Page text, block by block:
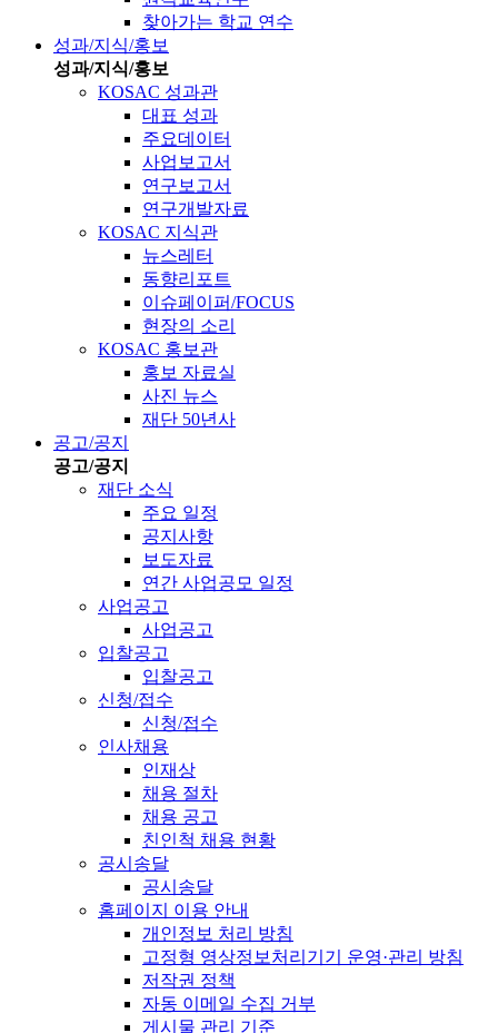
찾아가는 학교 연수
성과/지식/홍보
성과/지식/홍보
KOSAC 성과관
대표 성과
주요데이터
사업보고서
연구보고서
연구개발자료
KOSAC 지식관
뉴스레터
동향리포트
이슈페이퍼/FOCUS
현장의 소리
KOSAC 홍보관
홍보 자료실
사진 뉴스
재단 50년사
공고/공지
공고/공지
재단 소식
주요 일정
공지사항
보도자료
연간 사업공모 일정
사업공고
사업공고
입찰공고
입찰공고
신청/접수
신청/접수
인사채용
인재상
채용 절차
채용 공고
친인척 채용 현황
공시송달
공시송달
홈페이지 이용 안내
개인정보 처리 방침
고정형 영상정보처리기기 운영·관리 방침
저작권 정책
자동 이메일 수집 거부
게시물 관리 기준